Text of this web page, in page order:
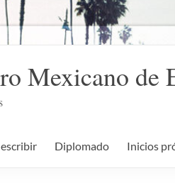
Mexicano de
Diplomado Inicios